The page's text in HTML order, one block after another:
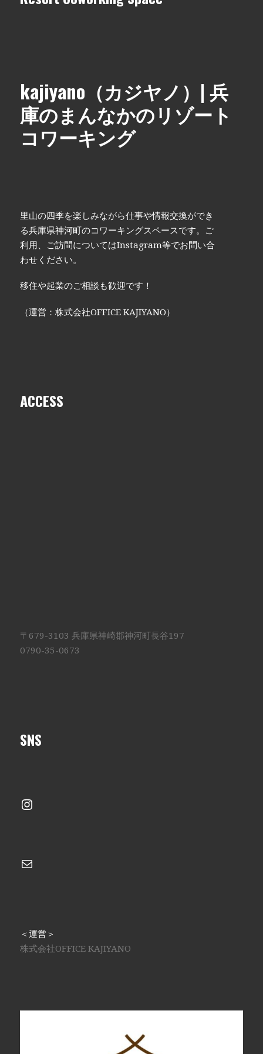
kajiyano（カジヤノ）| 兵
庫のまんなかのリゾート
コワーキング
里山の四季を楽しみながら仕事や情報交換ができ
る兵庫県神河町のコワーキングスペースです。ご
利用、ご訪問についてはInstagram等でお問い合
わせください。
移住や起業のご相談も歓迎です！
（運営：株式会社OFFICE KAJIYANO）
ACCESS
〒679-3103 兵庫県神崎郡神河町長谷197
0790-35-0673
SNS
Instagram
メール
＜運営＞
株式会社OFFICE KAJIYANO